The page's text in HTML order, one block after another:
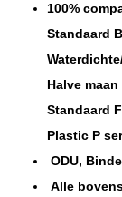
100%
Standaard
Halve
Standaard
Plastic P
ODU,
Alle